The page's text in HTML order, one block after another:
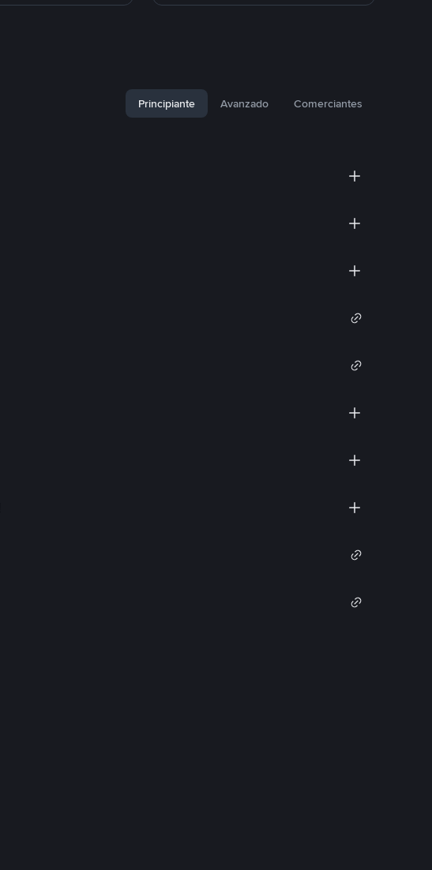
Principiante Avanzado Comerciantes